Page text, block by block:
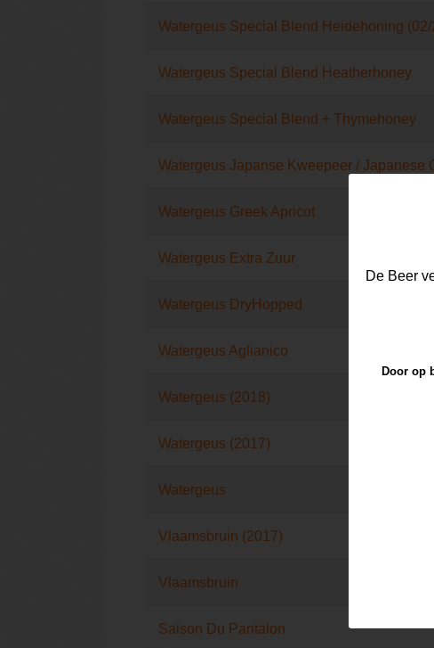
Watergeus Special Blend Heidehoning (02/
Watergeus Special Blend Heatherhoney
Watergeus Special Blend + Thymehoney
Watergeus Japanse Kweepeer / Japanese
Watergeus Greek Apricot
Watergeus Extra Zuur
Watergeus DryHopped
Watergeus Aglianico
Watergeus (2018)
Watergeus (2017)
Watergeus
Vlaamsbruin (2017)
Vlaamsbruin
Saison Du Pantalon
De Beer
Door op